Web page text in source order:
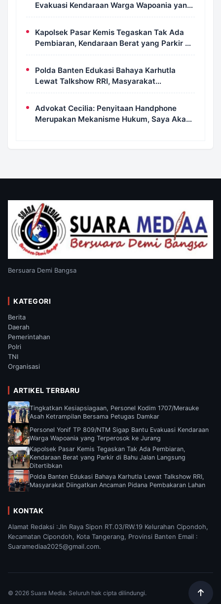
Evakuasi Kendaraan Warga Wapoania yang
Terperosok ke Jurang
Kapolsek Pasar Kemis Tegaskan Tak Ada
Pembiaran, Kendaraan Berat yang Parkir di
Bahu Jalan Langsung Ditertibkan
Polda Banten Edukasi Bahaya Karhutla
Lewat Talkshow RRI, Masyarakat
Diingatkan Ancaman Pidana Pembakaran
Advokat Cecilia: Penyitaan Handphone
Merupakan Mekanisme Hukum, Saya Akan
Bersuara Demi Bangsa
KATEGORI
Berita
Daerah
Pemerintahan
Polri
TNI
Organisasi
ARTIKEL TERBARU
Tingkatkan Kesiapsiagaan, Personel Kodim 1707/Merauke
Asah Ketrampilan Bersama Petugas Damkar
Personel Yonif TP 809/NTM Sigap Bantu Evakuasi Kendaraan
Warga Wapoania yang Terperosok ke Jurang
Kapolsek Pasar Kemis Tegaskan Tak Ada Pembiaran,
Kendaraan Berat yang Parkir di Bahu Jalan Langsung
Ditertibkan
Polda Banten Edukasi Bahaya Karhutla Lewat Talkshow RRI,
Masyarakat Diingatkan Ancaman Pidana Pembakaran Lahan
KONTAK
Alamat Redaksi :Jln Raya Sipon RT.03/RW.19 Kelurahan Cipondoh,
Kecamatan Cipondoh, Kota Tangerang, Provinsi Banten Email :
Suaramediaa2025@gmail.com.
© 2026 Suara Media. Seluruh hak cipta dilindungi.